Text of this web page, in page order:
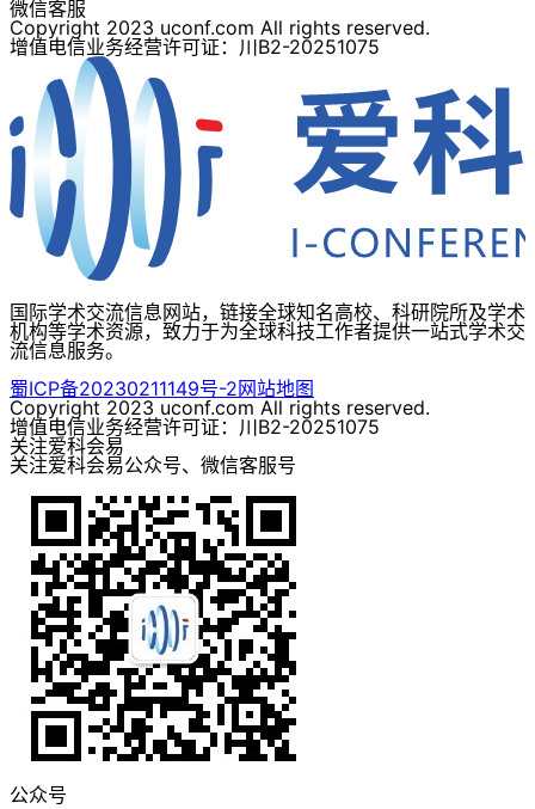
微信客服
Copyright 2023 uconf.com All rights reserved.
增值电信业务经营许可证：川B2-20251075
国际学术交流信息网站，链接全球知名高校、科研院所及学术
机构等学术资源，致力于为全球科技工作者提供一站式学术交
流信息服务。
蜀ICP备20230211149号-2网站地图
Copyright 2023 uconf.com All rights reserved.
增值电信业务经营许可证：川B2-20251075
关注爱科会易
关注爱科会易公众号、微信客服号
公众号